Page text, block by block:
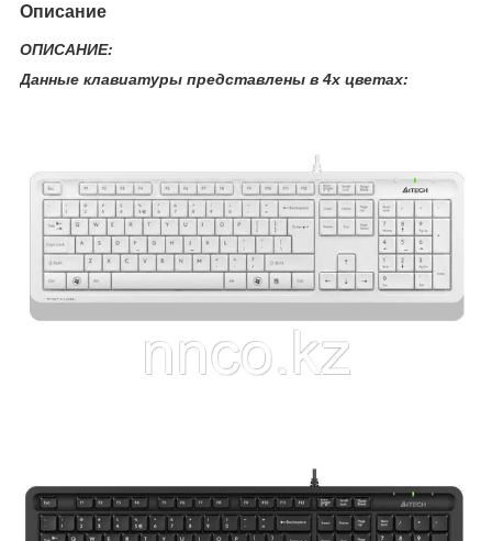
Описание
ОПИСАНИЕ:
Данные клавиатуры представлены в 4х цветах: